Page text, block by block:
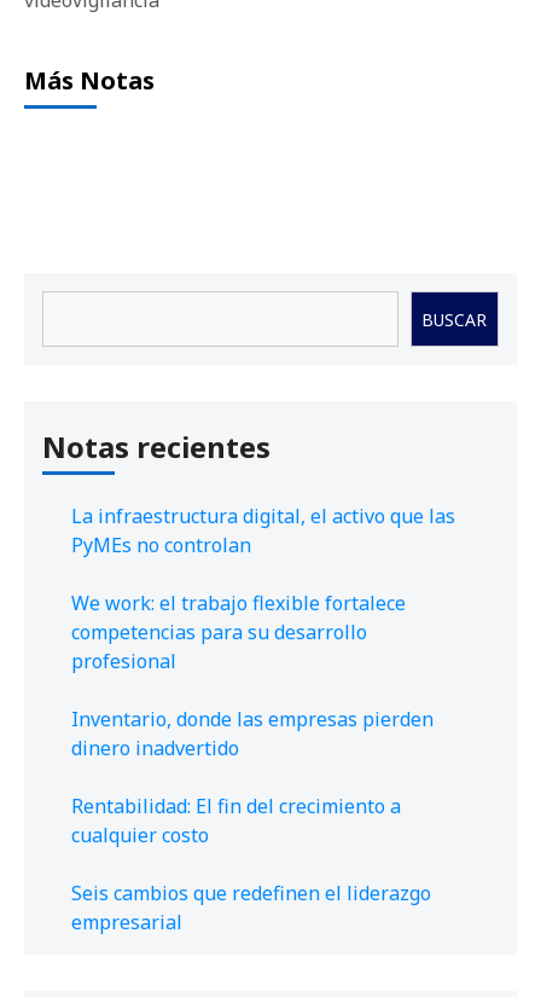
Más Notas
BUSCAR
Notas recientes
La infraestructura digital, el activo que las
PyMEs no controlan
We work: el trabajo flexible fortalece
competencias para su desarrollo
profesional
Inventario, donde las empresas pierden
dinero inadvertido
Rentabilidad: El fin del crecimiento a
cualquier costo
Seis cambios que redefinen el liderazgo
empresarial